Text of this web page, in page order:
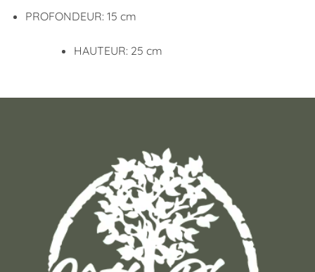
PROFONDEUR: 15 cm
HAUTEUR: 25 cm